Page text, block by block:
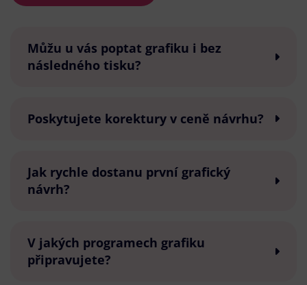
Můžu u vás poptat grafiku i bez
následného tisku?
Poskytujete korektury v ceně návrhu?
Jak rychle dostanu první grafický
návrh?
V jakých programech grafiku
připravujete?